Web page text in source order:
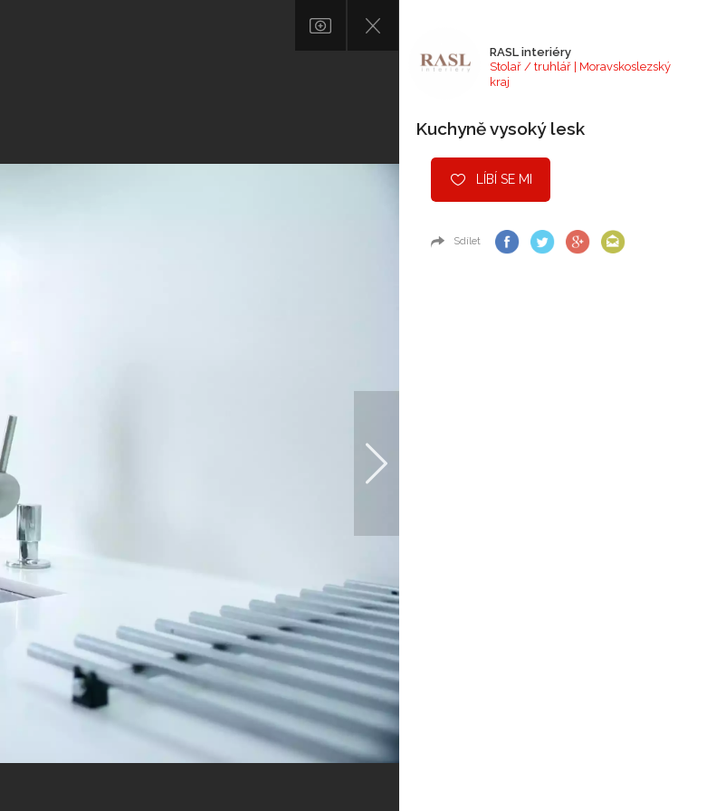
RASL interiéry
Stolař / truhlář | Moravskoslezský
kraj
Kuchyně vysoký lesk
LÍBÍ SE MI
Sdílet